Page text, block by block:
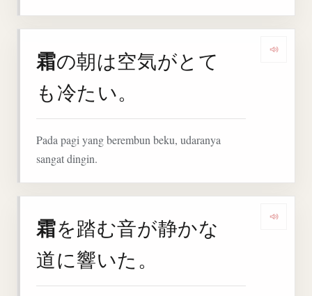
霜の朝は空気がとて
も冷たい。
Pada pagi yang berembun beku, udaranya
sangat dingin.
霜を踏む音が静かな
道に響いた。